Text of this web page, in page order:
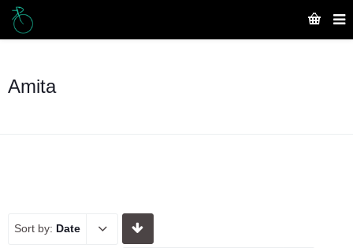
Amita
Sort by: Date